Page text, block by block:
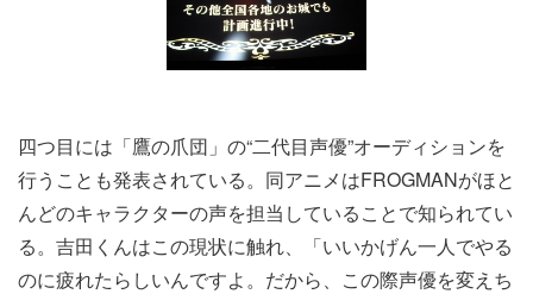
四つ目には「鷹の爪団」の“二代目声優”オーディションを
行うことも発表されている。同アニメはFROGMANがほと
んどのキャラクターの声を担当していることで知られてい
る。吉田くんはこの現状に触れ、「いいかげん一人でやる
のに疲れたらしいんですよ。だから、この際声優を変えち